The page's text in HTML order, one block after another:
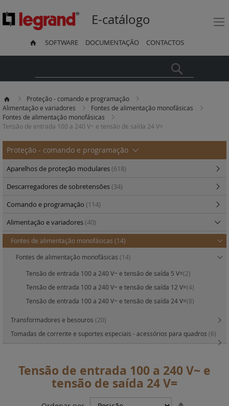
E-catálogo
SOFTWARE DOCUMENTAÇÃO CONTACTOS
Proteção - comando e programação
Alimentação e variadores
Fontes de alimentação monofásicas
Fontes de alimentação monofásicas
Tensão de entrada 100 a 240 V~ e tensão de saída 24 V=
Tensão de entrada 100 a 240 V~ e
tensão de saída 24 V=
Proteção - comando e programação
Aparelhos de proteção modulares(618)
Descarregadores de sobretensões(34)
Comando e programação (114)
Alimentação e variadores(40)
Fontes de alimentação monofásicas (14)
Fontes de alimentação monofásicas (14)
Tensão de entrada 100 a 240 V~ e tensão de saída 5 V=(2)
Tensão de entrada 100 a 240 V~ e tensão de saída 12 V=(4)
Tensão de entrada 100 a 240 V~ e tensão de saída 24 V=(8)
Transformadores e besouros (20)
Tomadas de corrente e suportes especiais - acessórios para quadros (6)